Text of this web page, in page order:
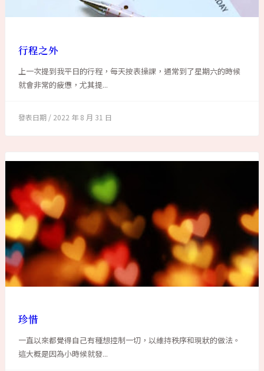
行程之外
上一次提到我平日的行程，每天按表操課，通常到了星期六的時候
就會非常的疲憊，尤其提...
2022 年 8 月 31 日
珍惜
一直以來都覺得自己有種想控制一切，以維持秩序和現狀的做法。
這大概是因為小時候就發...